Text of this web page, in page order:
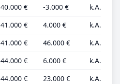
40.000 € -3.000 €
k.A.
41.000 € 4.000 €
k.A.
41.000 € 46.000 €
k.A.
44.000 € 6.000 €
k.A.
44.000 € 23.000 €
k.A.